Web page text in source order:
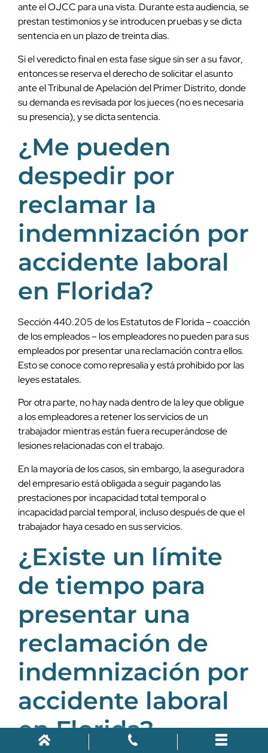
ante el OJCC para una vista. Durante esta audiencia, se
prestan testimonios y se introducen pruebas y se dicta
sentencia en un plazo de treinta días.
Si el veredicto final en esta fase sigue sin ser a su favor,
entonces se reserva el derecho de solicitar el asunto
ante el Tribunal de Apelación del Primer Distrito, donde
su demanda es revisada por los jueces (no es necesaria
su presencia), y se dicta sentencia.
¿Me pueden
despedir por
reclamar la
indemnización por
accidente laboral
en Florida?
Sección 440.205 de los Estatutos de Florida – coacción
de los empleados – los empleadores no pueden para sus
empleados por presentar una reclamación contra ellos.
Esto se conoce como represalia y está prohibido por las
leyes estatales.
Por otra parte, no hay nada dentro de la ley que obligue
a los empleadores a retener los servicios de un
trabajador mientras están fuera recuperándose de
lesiones relacionadas con el trabajo.
En la mayoría de los casos, sin embargo, la aseguradora
del empresario está obligada a seguir pagando las
prestaciones por incapacidad total temporal o
incapacidad parcial temporal, incluso después de que el
trabajador haya cesado en sus servicios.
¿Existe un límite
de tiempo para
presentar una
reclamación de
indemnización por
accidente laboral
en Florida?